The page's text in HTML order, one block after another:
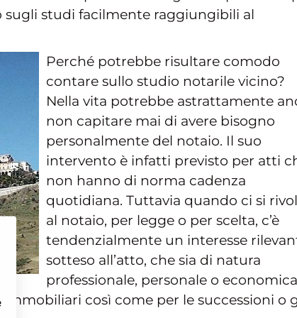
sugli studi facilmente raggiungibili al
Perché potrebbe risultare comodo
contare sullo studio notarile vicino?
Nella vita potrebbe astrattamente
non capitare mai di avere bisogno
personalmente del notaio. Il suo
intervento è infatti previsto per atti
non hanno di norma cadenza
quotidiana. Tuttavia quando ci si
al notaio, per legge o per scelta, c’è
tendenzialmente un interesse
sotteso all’atto, che sia di natura
professionale, personale o
così come per le successioni o